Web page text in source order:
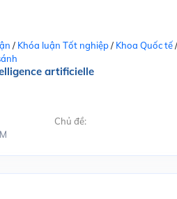
/ Khóa luận Tốt nghiệp/ Khoa Quốc tế/
artificielle
Chủ đề: